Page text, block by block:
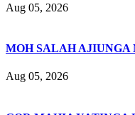
Aug 05, 2026
MOH SALAH AJIUNGA
Aug 05, 2026